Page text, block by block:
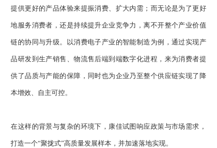
提供更好的产品体验来提振消费、扩大内需；而无论是为了更好
地服务消费者，还是持续提升企业竞争力，离不开整个产业价值
链的协同与升级。以消费电子产业的智能制造为例，通过实现产
品研发到生产销售、物流售后端到端数字化进程，来为消费者提
供了品质与产能的保障，同时也为企业乃至整个供应链实现了降
本增效、自主可控。
在这样的背景与复杂的环境下，康佳试图响应政策与市场需求，
打造一个“聚拢式”高质量发展样本，并加速落地实现。